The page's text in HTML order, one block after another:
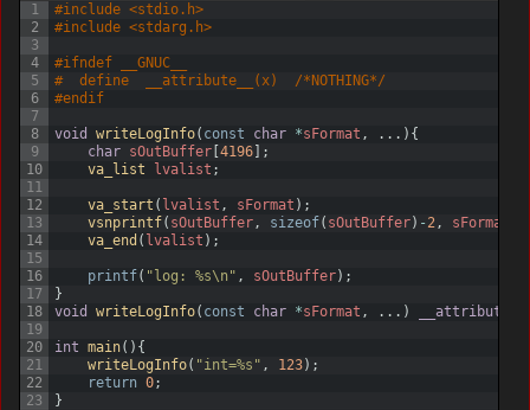
1
2
3
4
5
6
7
8
9
10
11
12
13
14
15
16
17
18
19
20
21
22
23
#include <stdio.h>
#include <stdarg.h>
#ifndef __GNUC__
#  define  __attribute__(x)  /*NOTHING*/
#endif
void writeLogInfo( const char *sFormat , . . . ) {
char sOutBuffer [4196
;
va_list
lvalist ;
va_start ( lvalist , sFormat ) ;
vsnprintf( sOutBuffer, sizeof( sOutBuffer) - 2, sFormat
va_end ( lvalist ) ;
printf( "log: %s\n" , sOutBuffer) ;
}
void
writeLogInfo( const char *sFormat , . . . ) __attribute__
int main( ) {
writeLogInfo( "int=%s" , 123) ;
return 0;
}